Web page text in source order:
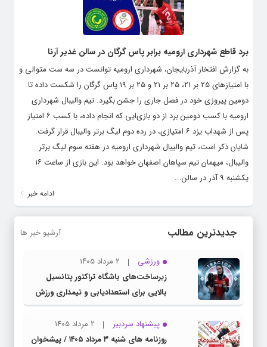
برد قاطع شهرداری ارومیه برابر پاس گرگان در سالن غدیر آرنا
به گزارش افتخار آذربایجان، شهرداری ارومیه توانست در سه ست متوالی و
با امتیازهای ۲۵ بر ۲۱، ۲۵ بر ۲۱ و ۲۵ بر ۱۹ پاس گرگان را شکست داده تا
دومین پیروزی خود در فصل جاری را جشن بگیرد. تیم والیبال شهرداری
ارومیه با کسب دومین برد از دو بازی‌ایی که انجام داده، با کسب ۶ امتیاز
پس از شهداب یزد ۶ امتیازی، در رده دوم لیگ برتر والیبال قرار گرفت.
شایان ذکر است، تیم والیبال شهرداری ارومیه در هفته سوم لیگ برتر
والیبال، میهمان تیم سپاهان اصفهان خواهد بود. این بازی از ساعت ۱۶
یکشنبه ۹ آذر در سالن...
ادامه خبر
جدیدترین مطالب آرشیو خبر ها
ورزشی
۲ مرداد ۱۴۰۵
زیرساخت‌های باشگاه تراکتور پتانسیل
بالایی برای استعدادیابی و تیمداری ورزش
بانوان دارد
پیشنهاد سردبیر
۲ مرداد ۱۴۰۵
روزنامه های شنبه ۳ مرداد ۱۴۰۵ / پیشخوان